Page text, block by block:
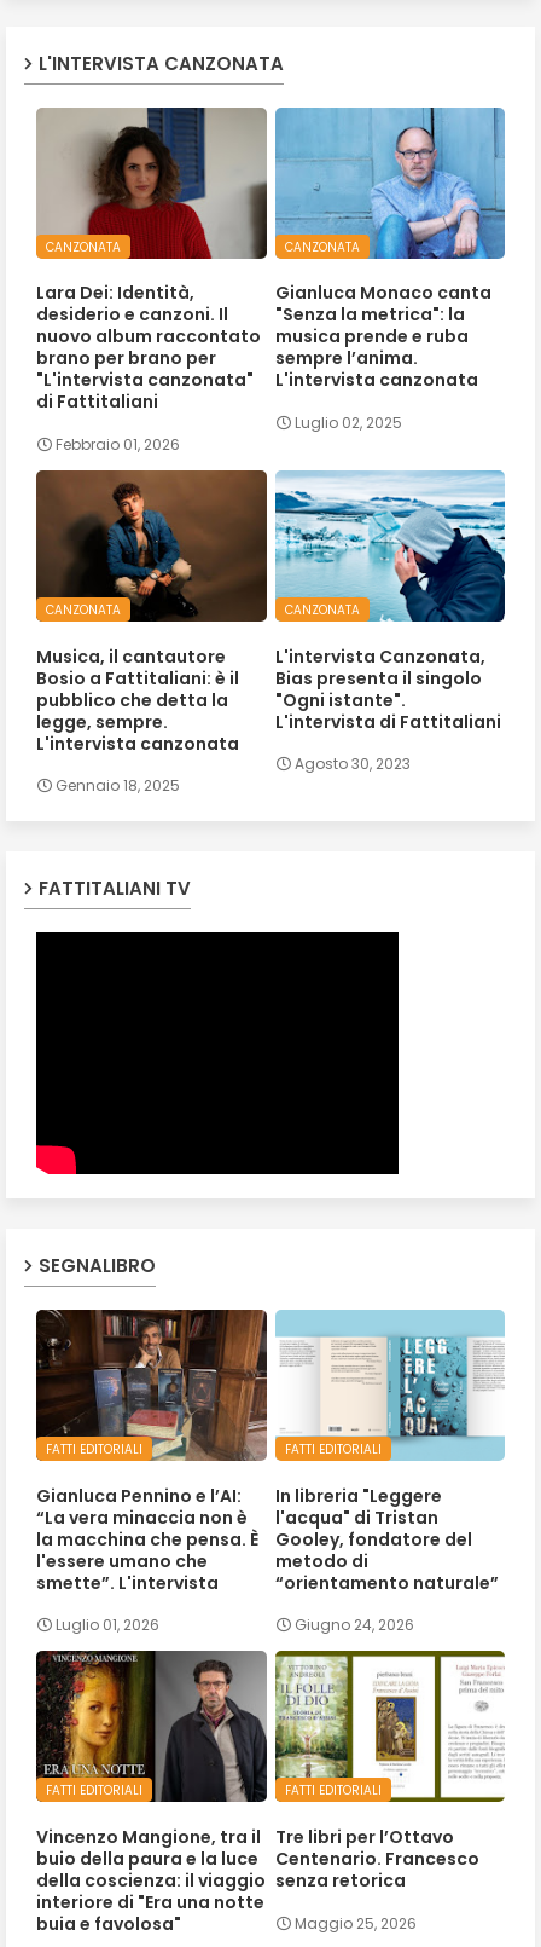
L'INTERVISTA CANZONATA
CANZONATA
Lara Dei: Identità,
desiderio e canzoni. Il
nuovo album raccontato
brano per brano per
"L'intervista canzonata"
di Fattitaliani
Febbraio 01, 2026
CANZONATA
Gianluca Monaco canta
"Senza la metrica": la
musica prende e ruba
sempre l’anima.
L'intervista canzonata
Luglio 02, 2025
CANZONATA
Musica, il cantautore
Bosio a Fattitaliani: è il
pubblico che detta la
legge, sempre.
L'intervista canzonata
Gennaio 18, 2025
CANZONATA
L'intervista Canzonata,
Bias presenta il singolo
"Ogni istante".
L'intervista di Fattitaliani
Agosto 30, 2023
FATTITALIANI TV
SEGNALIBRO
FATTI EDITORIALI
Gianluca Pennino e l’AI:
“La vera minaccia non è
la macchina che pensa. È
l'essere umano che
smette”. L'intervista
Luglio 01, 2026
FATTI EDITORIALI
In libreria "Leggere
l'acqua" di Tristan
Gooley, fondatore del
metodo di
“orientamento naturale”
Giugno 24, 2026
FATTI EDITORIALI
Vincenzo Mangione, tra il
buio della paura e la luce
della coscienza: il viaggio
interiore di "Era una notte
buia e favolosa"
FATTI EDITORIALI
Tre libri per l’Ottavo
Centenario. Francesco
senza retorica
Maggio 25, 2026